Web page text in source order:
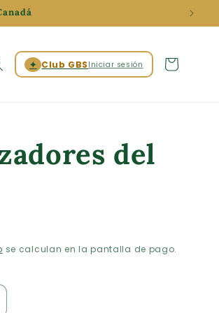
✦ Club GBS Iniciar sesión
Iniciar
sesión
Carrito
del
se calculan en la pantalla de pago.